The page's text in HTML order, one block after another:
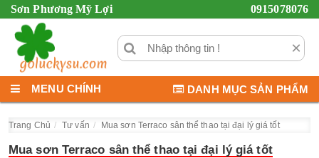
Sơn Phương Mỹ Lợi 0915078076
×
MENU CHÍNH DANH MỤC SẢN PHẨM
Trang Chủ Tư vấn Mua sơn Terraco sân thể thao tại đại lý giá tốt
Mua sơn Terraco sân thể thao tại đại lý giá tốt